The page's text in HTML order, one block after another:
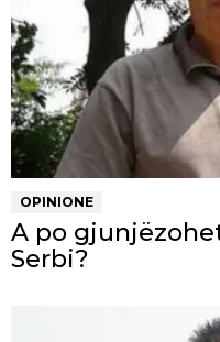
OPINIONE
A po
Serbi?